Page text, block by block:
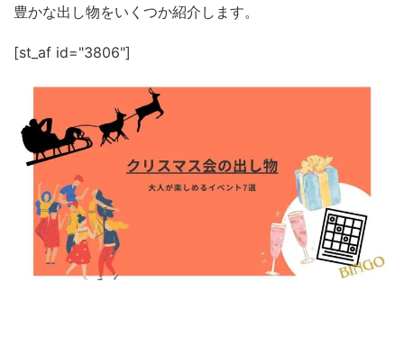
豊かな出し物をいくつか紹介します。
[st_af id="3806"]